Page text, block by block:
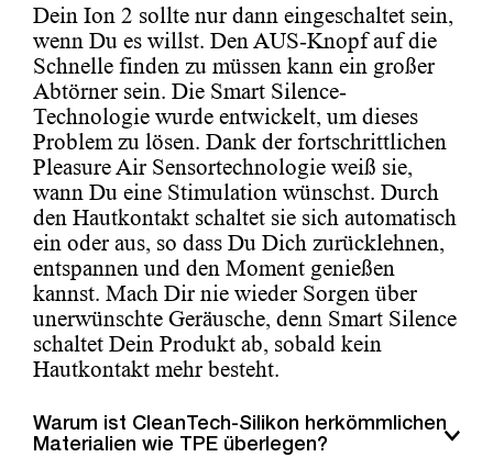
Dein Ion 2 sollte nur dann eingeschaltet sein,
wenn Du es willst. Den AUS-Knopf auf die
Schnelle finden zu müssen kann ein großer
Abtörner sein. Die Smart Silence-
Technologie wurde entwickelt, um dieses
Problem zu lösen. Dank der fortschrittlichen
Pleasure Air Sensortechnologie weiß sie,
wann Du eine Stimulation wünschst. Durch
den Hautkontakt schaltet sie sich automatisch
ein oder aus, so dass Du Dich zurücklehnen,
entspannen und den Moment genießen
kannst. Mach Dir nie wieder Sorgen über
unerwünschte Geräusche, denn Smart Silence
schaltet Dein Produkt ab, sobald kein
Hautkontakt mehr besteht.
Warum ist CleanTech-Silikon herkömmlichen
Materialien wie TPE überlegen?